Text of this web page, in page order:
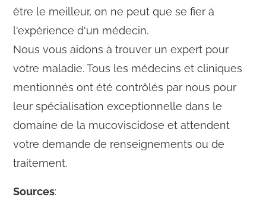
être le meilleur, on ne peut que se fier à
l'expérience d'un médecin.
Nous vous aidons à trouver un expert pour
votre maladie. Tous les médecins et cliniques
mentionnés ont été contrôlés par nous pour
leur spécialisation exceptionnelle dans le
domaine de la mucoviscidose et attendent
votre demande de renseignements ou de
traitement.
Sources: